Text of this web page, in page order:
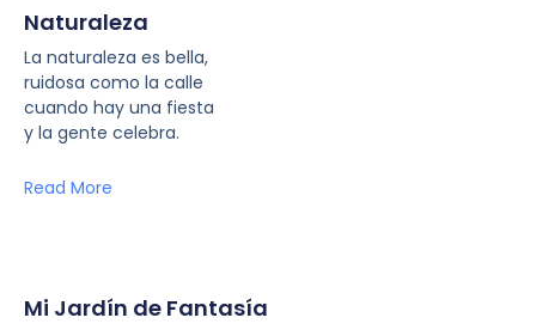
Naturaleza
La naturaleza es bella,
ruidosa como la calle
cuando hay una fiesta
y la gente celebra.
Read More
Mi Jardín de Fantasía